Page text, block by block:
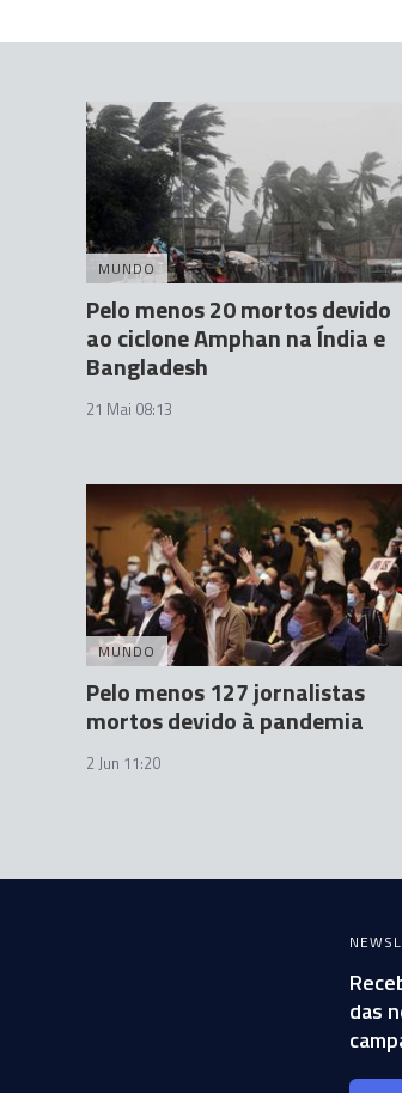
MUNDO
Pelo menos 20 mortos devido
ao ciclone Amphan na Índia e
Bangladesh
21 Mai 08:13
MUNDO
Pelo menos 127 jornalistas
mortos devido à pandemia
2 Jun 11:20
das